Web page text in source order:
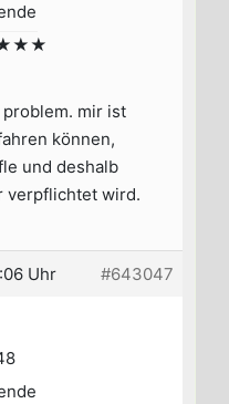
mir ist
können,
und deshalb
verpflichtet wird.
Uhr #643047